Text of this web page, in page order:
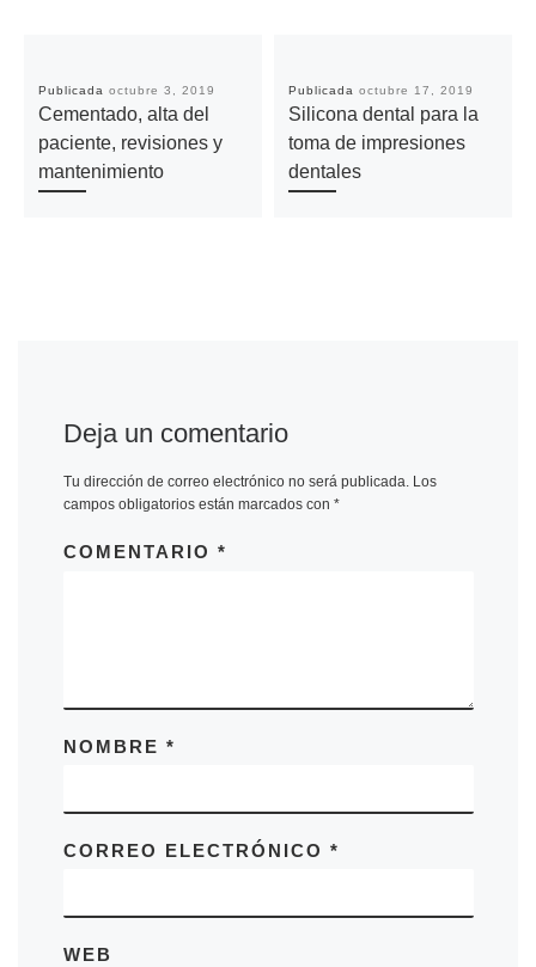
Publicada octubre 3, 2019
Cementado, alta del
paciente, revisiones y
mantenimiento
Publicada octubre 17, 2019
Silicona dental para la
toma de impresiones
dentales
Deja un comentario
Tu dirección de correo electrónico no será publicada. Los
campos obligatorios están marcados con *
COMENTARIO *
NOMBRE *
CORREO ELECTRÓNICO *
WEB